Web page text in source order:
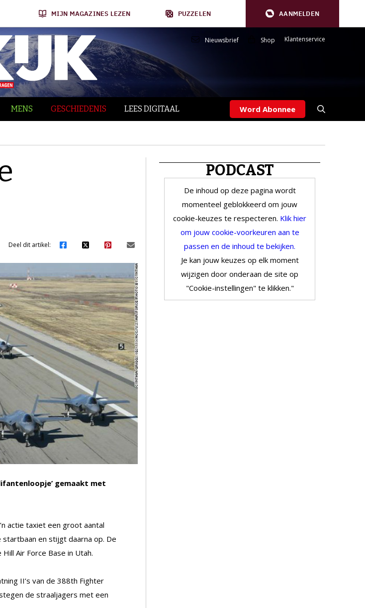
MIJN MAGAZINES LEZEN PUZZELEN AANMELDEN
Nieuwsbrief Shop Klantenservice
MENS GESCHIEDENIS LEES DIGITAAL Word Abonnee
Deel dit artikel:
gemaakt met
actie taxiet een groot aantal
en stijgt daarna op. De
Air Force Base in Utah.
II’s van de 388th Fighter
de straaljagers met een
PODCAST
De inhoud op deze pagina wordt
momenteel geblokkeerd om jouw
cookie-keuzes te respecteren. Klik hier
om jouw cookie-voorkeuren aan te
passen en de inhoud te bekijken.
Je kan jouw keuzes op elk moment
wijzigen door onderaan de site op
"Cookie-instellingen" te klikken."